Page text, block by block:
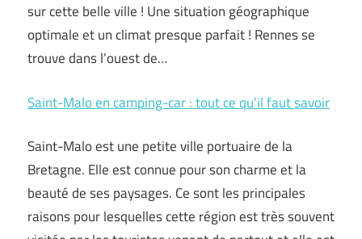
sur cette belle ville ! Une situation géographique
optimale et un climat presque parfait ! Rennes se
trouve dans l’ouest de…
Saint-Malo en camping-car : tout ce qu’il faut savoir
Saint-Malo est une petite ville portuaire de la
Bretagne. Elle est connue pour son charme et la
beauté de ses paysages. Ce sont les principales
raisons pour lesquelles cette région est très souvent